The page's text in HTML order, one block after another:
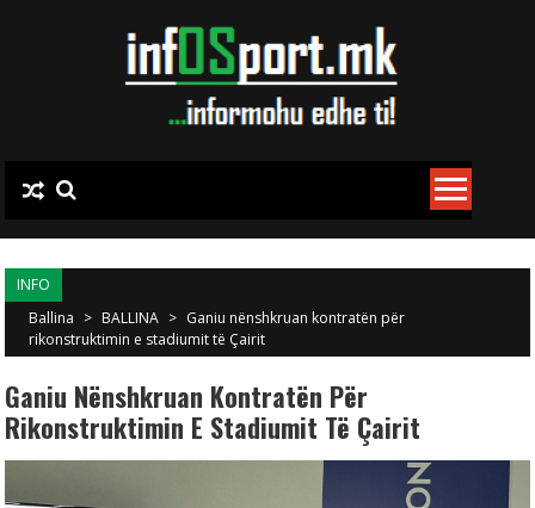
INFO
Ballina > BALLINA > Ganiu nënshkruan kontratën për
rikonstruktimin e stadiumit të Çairit
Ganiu Nënshkruan Kontratën Për
Rikonstruktimin E Stadiumit Të Çairit